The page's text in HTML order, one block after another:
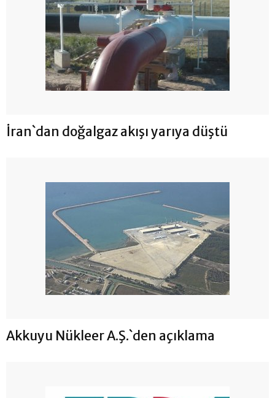
İran`dan doğalgaz akışı yarıya düştü
Akkuyu Nükleer A.Ş.`den açıklama